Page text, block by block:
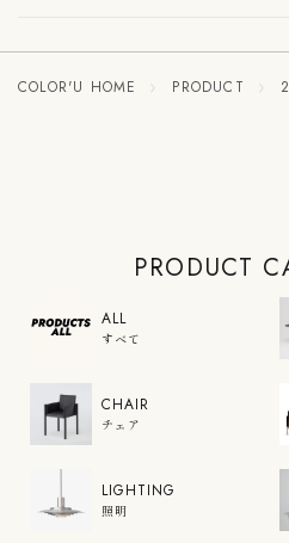
COLOR'U HOME PRODUCT
PRODUCT
ALL
すべて
CHAIR
チェア
LIGHTING
照明